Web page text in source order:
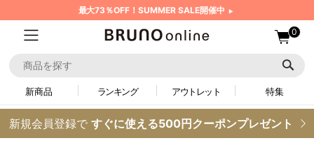
最大73％OFF！SUMMER SALE開催中
0
新商品 ランキング アウトレット 特集
新規会員登録で すぐに使える500円クーポンプレゼント